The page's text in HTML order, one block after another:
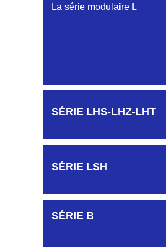
La série modulaire L
SÉRIE LHS-LHZ-LHT
SÉRIE LSH
SÉRIE B